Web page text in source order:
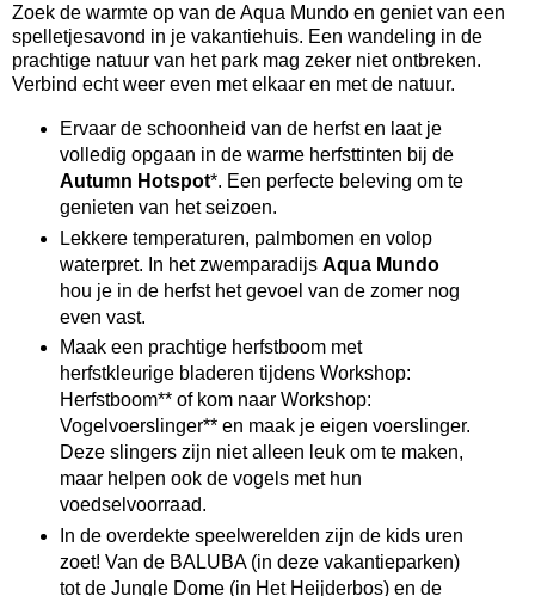
Zoek de warmte op van de Aqua Mundo en geniet van een
spelletjesavond in je vakantiehuis. Een wandeling in de
prachtige natuur van het park mag zeker niet ontbreken.
Verbind echt weer even met elkaar en met de natuur.
Ervaar de schoonheid van de herfst en laat je
volledig opgaan in de warme herfsttinten bij de
Autumn Hotspot*. Een perfecte beleving om te
genieten van het seizoen.
Lekkere temperaturen, palmbomen en volop
waterpret. In het zwemparadijs Aqua Mundo
hou je in de herfst het gevoel van de zomer nog
even vast.
Maak een prachtige herfstboom met
herfstkleurige bladeren tijdens Workshop:
Herfstboom** of kom naar Workshop:
Vogelvoerslinger** en maak je eigen voerslinger.
Deze slingers zijn niet alleen leuk om te maken,
maar helpen ook de vogels met hun
voedselvoorraad.
In de overdekte speelwerelden zijn de kids uren
zoet! Van de BALUBA (in deze vakantieparken)
tot de Jungle Dome (in Het Heijderbos) en de